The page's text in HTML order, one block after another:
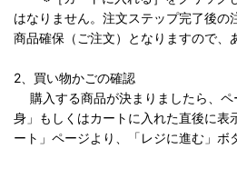
はなりません。注文ステップ完了後の
商品確保（ご注文）となりますので、
2、買い物かごの確認
購入する商品が決まりましたら、ペ
身」もしくはカートに入れた直後に表
ート」ページより、「レジに進む」ボ